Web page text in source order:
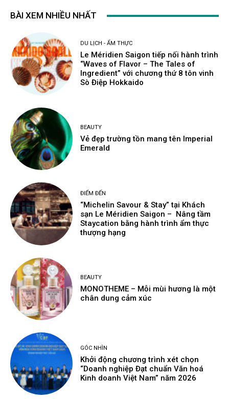
BÀI XEM NHIỀU NHẤT
DU LỊCH - ẨM THỰC
Le Méridien Saigon tiếp nối hành trình
“Waves of Flavor – The Tales of
Ingredient” với chương thứ 8 tôn vinh
Sò Điệp Hokkaido
BEAUTY
Vẻ đẹp trường tồn mang tên Imperial
Emerald
ĐIỂM ĐẾN
“Michelin Savour & Stay” tại Khách
sạn Le Méridien Saigon – Nâng tầm
Staycation bằng hành trình ẩm thực
thượng hạng
BEAUTY
MONOTHEME – Mỗi mùi hương là một
chân dung cảm xúc
GÓC NHÌN
Khởi động chương trình xét chọn
“Doanh nghiệp Đạt chuẩn Văn hoá
Kinh doanh Việt Nam” năm 2026